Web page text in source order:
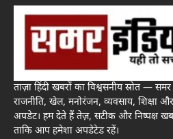
ताज़ा हिंदी खबरों का विश्वसनीय स्रोत — समर
राजनीति, खेल, मनोरंजन, व्यवसाय, शिक्षा
अपडेट। हम देते हैं तेज़, सटीक और निष्पक्ष
ताकि आप हमेशा अपडेटेड रहें।